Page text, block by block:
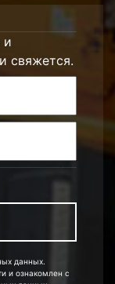
и
свяжется.
данных.
и ознакомлен с